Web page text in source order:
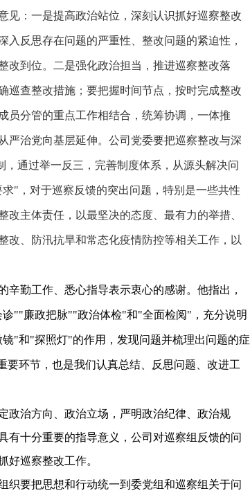
见：一是提高政治站位，深刻认识抓好巡察整改
反思存在问题的严重性、整改问题的紧迫性，
改到位。二是强化政治担当，推进巡察整改落
巡查整改措施；要把握时间节点，按时完成整改
员分管的重点工作相结合，统筹协调，一体推
严治党向基层延伸。公司党委要把巡察整改与深
通过举一反三，完善制度体系，从源头解决问
"，对于巡察反馈的突出问题，特别是一些共性
主体责任，以最坚决的态度、最有力的举措、
改、防汛抗旱和常态化疫情防控等相关工作，以
勤工作、悉心指导表示衷心的感谢。他指出，
""廉政把脉""政治体检"和"全面检阅"，充分说明
"和"探照灯"的作用，发现问题并梳理出问题的症
环节，也是我们认真总结、反思问题、改进工
政治方向、政治立场，严明政治纪律、政治规
有十分重要的指导意义，公司对巡察组反馈的问
好巡察整改工作。
织要把思想和行动统一到委党组和巡察组关于问